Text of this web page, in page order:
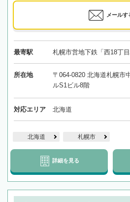
メールす
最寄駅 札幌市営地下鉄「西18丁
所在地
〒064-0820 北海道札幌市
ルS1ビル8階
対応エリア 北海道
北海道 札幌市
詳細を見る